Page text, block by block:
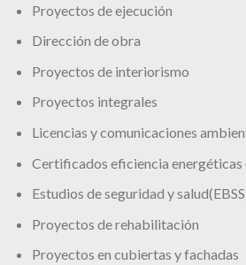
Proyectos de ejecución
Dirección de obra
Proyectos de interiorismo
Proyectos integrales
Licencias y comunicaciones
Certificados eficiencia energéticas
Estudios de seguridad y
Proyectos de rehabilitación
Proyectos en cubiertas y fachadas